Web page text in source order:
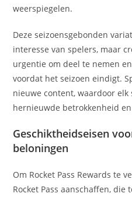
weerspiegelen.
Deze seizoensgebonden
interesse van spelers, maar
urgentie om deel te nemen
voordat het seizoen eindigt.
nieuwe content, waardoor elk
hernieuwde betrokkenheid
Geschiktheidseisen
beloningen
Om Rocket Pass Rewards te
Rocket Pass aanschaffen,